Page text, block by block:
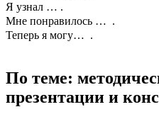
Я узнал … .
Мне понравилось … .
Теперь я могу… .
По теме:
презентации и